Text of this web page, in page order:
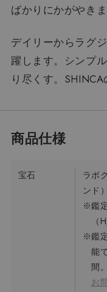
ばかりにかがやきま
デイリーからラグ
躍します。シンプ
り尽くす。SHINCA
宝石
ラボ
ンド）
※鑑
※鑑
能
間
お